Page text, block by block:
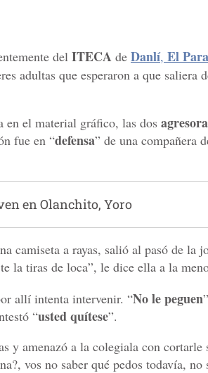
del ITECA de Danlí, El
adultas que esperaron a que saliera
en el material gráfico, las dos
fue en “defensa” de una compañera
en Olanchito, Yoro
camiseta a rayas, salió al pasó de la
la tiras de loca”, le dice ella a la
allí intenta intervenir. “No le peguen
“usted quítese”.
y amenazó a la colegiala con cortarle
vos no saber qué pedos todavía, no